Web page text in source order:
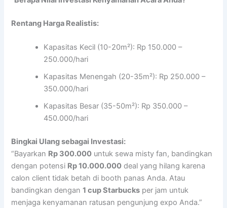
Rentang Harga Realistis:
Kapasitas Kecil (10-20m²): Rp 150.000 –
250.000/hari
Kapasitas Menengah (20-35m²): Rp 250.000 –
350.000/hari
Kapasitas Besar (35-50m²): Rp 350.000 –
450.000/hari
Bingkai Ulang sebagai Investasi:
“Bayarkan Rp 300.000 untuk sewa misty fan, bandingkan
dengan potensi Rp 10.000.000 deal yang hilang karena
calon client tidak betah di booth panas Anda. Atau
bandingkan dengan1 cup Starbucks per jam untuk
menjaga kenyamanan ratusan pengunjung expo Anda.”